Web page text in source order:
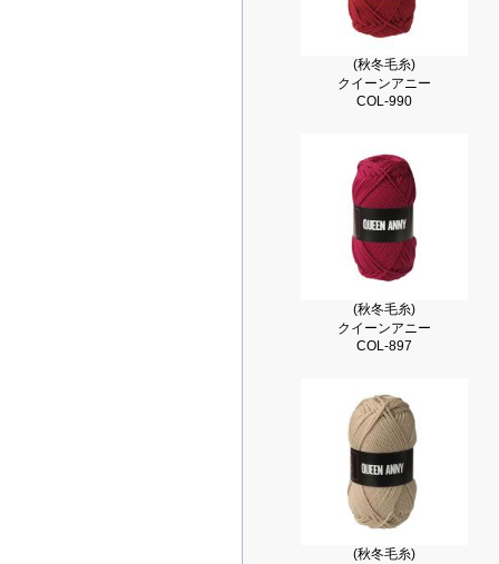
(秋冬毛糸)
クイーンアニー
COL-990
(秋冬毛糸)
クイーンアニー
COL-897
(秋冬毛糸)